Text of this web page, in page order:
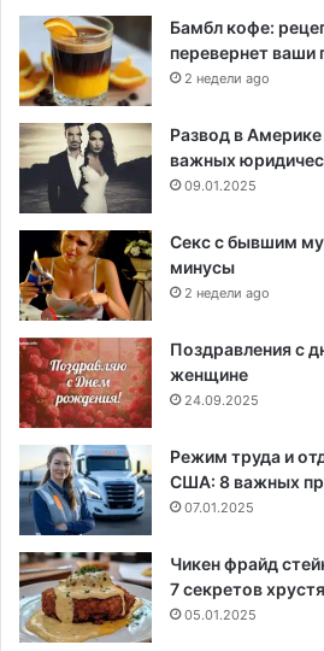
Бамбл кофе:
перевернет ваши
2 недели ago
Развод в
важных
09.01.2025
Секс с бывшим
минусы
2 недели ago
Поздравления с
женщине
24.09.2025
Режим труда и
США: 8 важных
07.01.2025
Чикен фрайд
7 секретов
05.01.2025